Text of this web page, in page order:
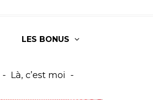
LES BONUS
Là, c’est moi